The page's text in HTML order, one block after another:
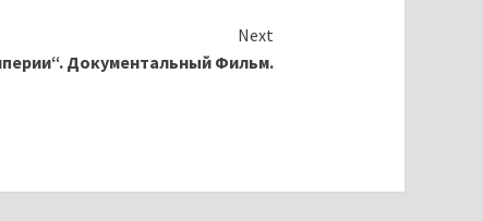
Next
Документальный Фильм.